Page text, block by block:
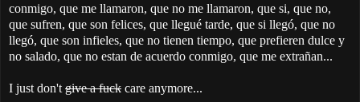
conmigo, que me llamaron, que no me llamaron, que si, que no,
que sufren, que son felices, que llegué tarde, que si llegó, que no
llegó, que son infieles, que no tienen tiempo, que prefieren dulce y
no salado, que no estan de acuerdo conmigo, que me extrañan...
I just don't give a fuck care anymore...